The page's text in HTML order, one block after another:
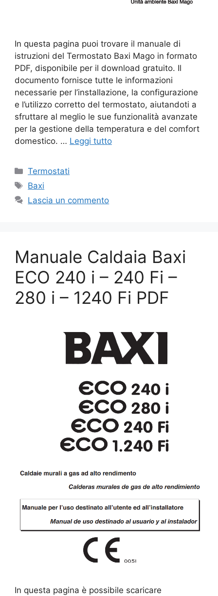
In questa pagina puoi trovare il manuale di
istruzioni del Termostato Baxi Mago in formato
PDF, disponibile per il download gratuito. Il
documento fornisce tutte le informazioni
necessarie per l’installazione, la configurazione
e l’utilizzo corretto del termostato, aiutandoti a
sfruttare al meglio le sue funzionalità avanzate
per la gestione della temperatura e del comfort
domestico. … Leggi tutto
Categorie
Termostati
Tag
Baxi
Lascia un commento
Manuale Caldaia Baxi
ECO 240 i – 240 Fi –
280 i – 1240 Fi PDF
In questa pagina è possibile scaricare